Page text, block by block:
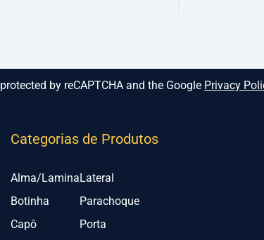
by reCAPTCHA and the Google Privacy
Categorias de Produtos
Alma/Lamina
Botinha
Capô
Lateral
Parachoque
Porta